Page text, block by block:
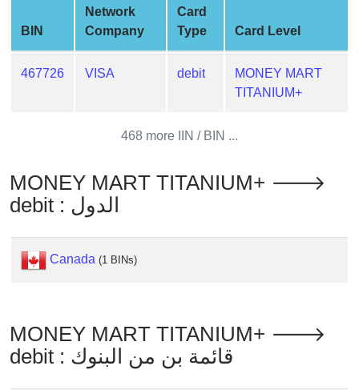
Generator
Generate
Credit
Card
Checker
Service
What
Address
?
BIN
Network
Company
Card
Type
Card Level
467726 VISA debit
MONEY MART
TITANIUM+
468 more IIN / BIN ...
MONEY MART TITANIUM+ 🡒
debit : الدول
Canada (1 BINs)
MONEY MART TITANIUM+ 🡒
debit : قائمة بن من البنوك